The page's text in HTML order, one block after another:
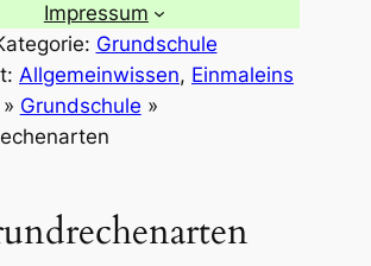
Impressum
Grundschule
Allgemeinwissen, Einmaleins
Grundschule »